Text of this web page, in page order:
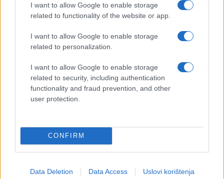
I want to allow Google to enable storage
related to functionality of the website or app.
I want to allow Google to enable storage
related to personalization.
I want to allow Google to enable storage
related to security, including authentication
functionality and fraud prevention, and other
user protection.
CONFIRM
Data Deletion Data Access Uslovi korištenja
Poljubi me, mama! Tek rođena beba uživa u
maminim poljupcima!
Saznaj više